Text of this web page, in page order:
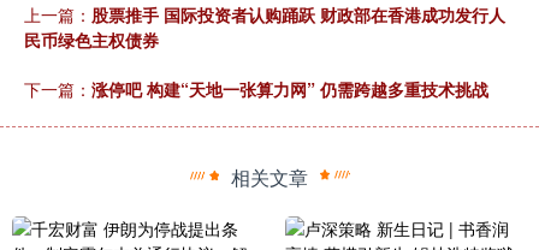
上一篇： 股票推手 国际投资者认购踊跃 财政部在香港成功发行人
民币绿色主权债券
下一篇： 涨停吧 构建“天地一张算力网” 仍需跨越多重技术挑战
相关文章